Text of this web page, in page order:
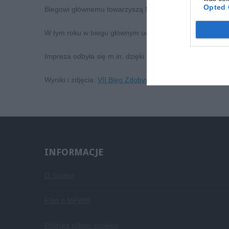
Opted
Biegowi głównemu towarzyszą Mistrzostwa Kamiennej
W tym roku w biegu głównym uczestniczyło ponad 450
Impreza odbyła się m.in. dzięki wsparciu sponsorów,
Wyniki i zdjęcia: VII Bieg Zdobywca Góry Parkowej
INFORMACJE